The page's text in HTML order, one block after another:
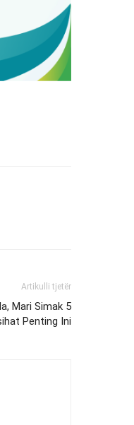
Artikulli tjetër
Mari Simak 5
Penting Ini